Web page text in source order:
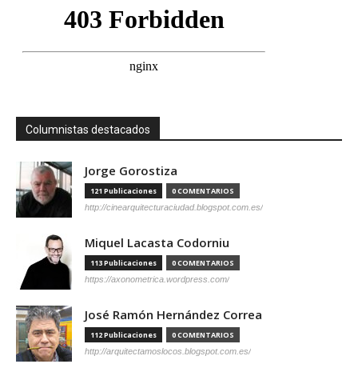
Columnistas destacados
Jorge Gorostiza
121 Publicaciones 0 COMENTARIOS
http://cinearquitecturaciudad.blogspot.com.es/
Miquel Lacasta Codorniu
113 Publicaciones 0 COMENTARIOS
https://axonometrica.wordpress.com/
José Ramón Hernández Correa
112 Publicaciones 0 COMENTARIOS
http://arquitectamoslocos.blogspot.com.es/